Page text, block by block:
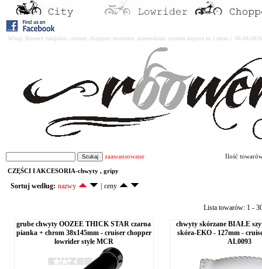
Witaj. Rowery miejskie, cruiser, chopper, lowrider, amsterdam, custom kupisz tu i teraz : 06-08-
zaawansowane Ilość
CZĘŚCI I AKCESORIA-chwyty , gripy
Sortuj według: nazwy ceny
Lista towarów: 1 -
grube chwyty OOZEE THICK STAR czarna
pianka + chrom 38x145mm - cruiser chopper
lowrider style MCR
chwyty skórzane BIAŁE
skóra-EKO - 127mm -
AL0093